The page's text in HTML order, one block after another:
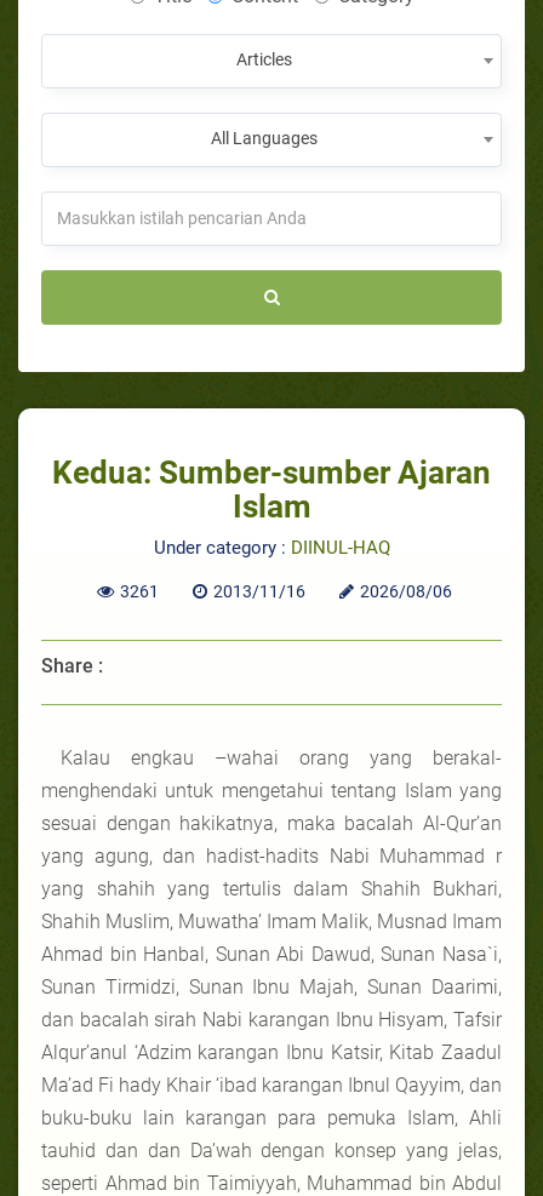
Articles
All Languages
Kedua: Sumber-sumber Ajaran
Islam
Under category : DIINUL-HAQ
3261 2013/11/16 2026/08/06
Share :
Kalau engkau –wahai orang yang berakal-
menghendaki untuk mengetahui tentang Islam yang
sesuai dengan hakikatnya, maka bacalah Al-Qur’an
yang agung, dan hadist-hadits Nabi Muhammad r
yang shahih yang tertulis dalam Shahih Bukhari,
Shahih Muslim, Muwatha’ Imam Malik, Musnad Imam
Ahmad bin Hanbal, Sunan Abi Dawud, Sunan Nasa`i,
Sunan Tirmidzi, Sunan Ibnu Majah, Sunan Daarimi,
dan bacalah sirah Nabi karangan Ibnu Hisyam, Tafsir
Alqur’anul ‘Adzim karangan Ibnu Katsir, Kitab Zaadul
Ma’ad Fi hady Khair ‘ibad karangan Ibnul Qayyim, dan
buku-buku lain karangan para pemuka Islam, Ahli
tauhid dan dan Da’wah dengan konsep yang jelas,
seperti Ahmad bin Taimiyyah, Muhammad bin Abdul